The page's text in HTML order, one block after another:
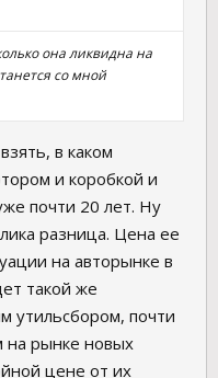
она ликвидна на
со мной
в каком
и коробкой и
почти 20 лет. Ну
разница. Цена ее
на авторынке в
такой же
утильсбором, почти
на рынке новых
цене от их